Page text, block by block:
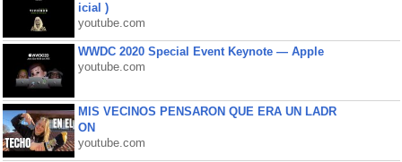
icial )
youtube.com
WWDC 2020 Special Event Keynote — Apple
youtube.com
MIS VECINOS PENSARON QUE ERA UN LADR
ON
youtube.com